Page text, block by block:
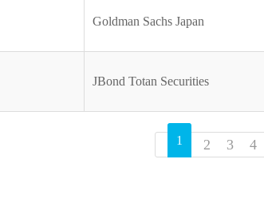
Goldman Sachs Japan
JBond Totan Securities
1 2 3 4